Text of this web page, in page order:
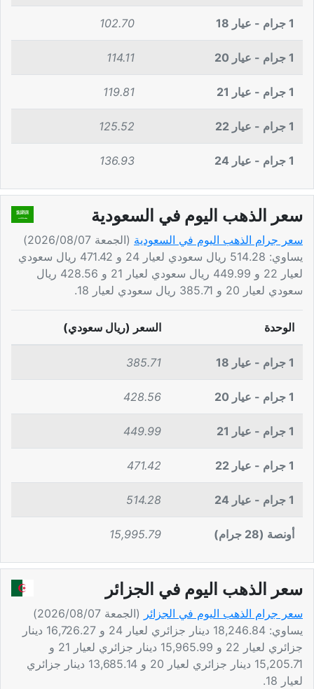
1 جرام - عيار 18 102.70
1 جرام - عيار 20 114.11
1 جرام - عيار 21 119.81
1 جرام - عيار 22 125.52
1 جرام - عيار 24 136.93
سعر الذهب اليوم في السعودية
سعر جرام الذهب اليوم في السعودية
(الجمعة 2026/08/07)
يساوي: 514.28 ريال سعودي لعيار 24 و 471.42 ريال سعودي
لعيار 22 و 449.99 ريال سعودي لعيار 21 و 428.56 ريال
سعودي لعيار 20 و 385.71 ريال سعودي لعيار 18.
الوحدة السعر (ريال سعودي)
1 جرام - عيار 18 385.71
1 جرام - عيار 20 428.56
1 جرام - عيار 21 449.99
1 جرام - عيار 22 471.42
1 جرام - عيار 24 514.28
أونصة (28 جرام) 15,995.79
سعر الذهب اليوم في الجزائر
سعر جرام الذهب اليوم في الجزائر
(الجمعة 2026/08/07)
يساوي: 18,246.84 دينار جزائري لعيار 24 و 16,726.27 دينار
جزائري لعيار 22 و 15,965.99 دينار جزائري لعيار 21 و
15,205.71 دينار جزائري لعيار 20 و 13,685.14 دينار جزائري
لعيار 18.